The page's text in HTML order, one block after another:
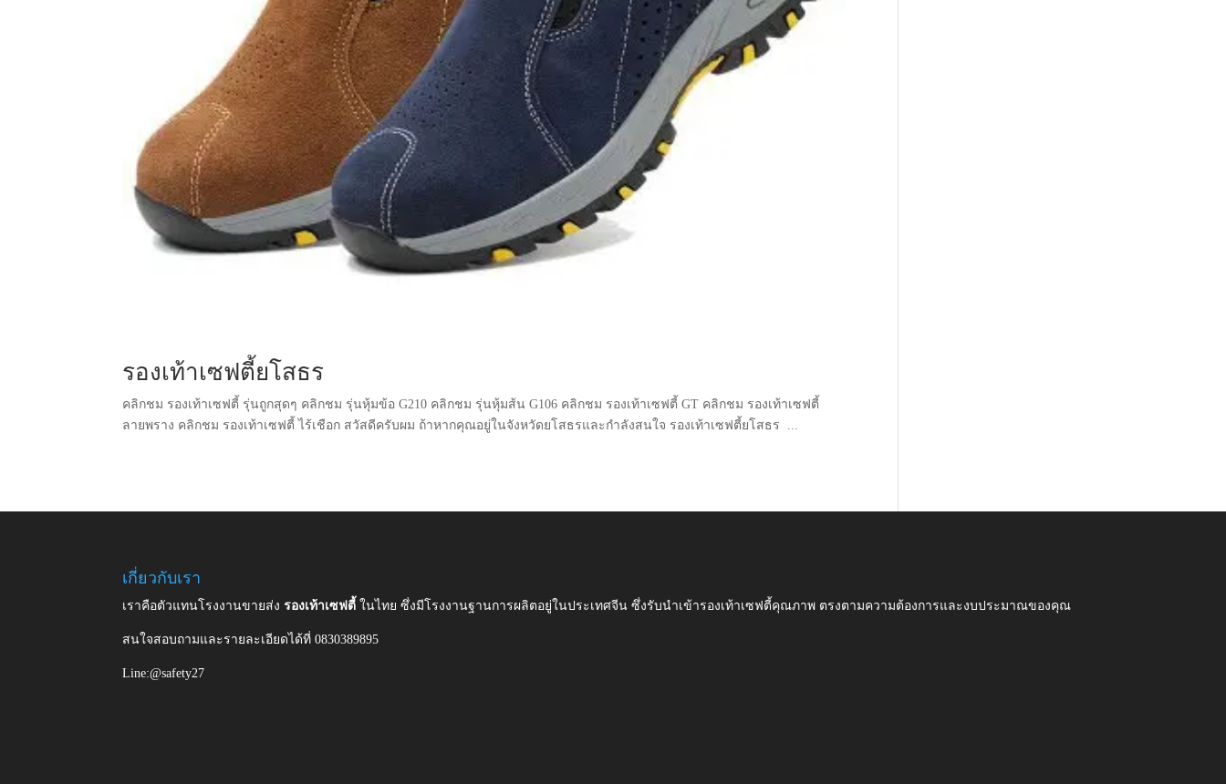
รองเท้าเซฟตี้ยโสธร
คลิกชม รองเท้าเซฟตี้ รุ่นถูกสุดๆ คลิกชม รุ่นหุ้มข้อ G210 คลิกชม รุ่นหุ้มส้น G106 คลิกชม รองเท้าเซฟตี้ GT คลิกชม รองเท้าเซฟตี้
ลายพราง คลิกชม รองเท้าเซฟตี้ ไร้เชือก สวัสดีครับผม ถ้าหากคุณอยู่ในจังหวัดยโสธรและกำลังสนใจ รองเท้าเซฟตี้ยโสธร ...
เกี่ยวกับเรา
เราคือตัวแทนโรงงานขายส่งรองเท้าเซฟตี้ในไทย ซึ่งมีโรงงานฐานการผลิตอยู่ในประเทศจีน ซึ่งรับนำเข้ารองเท้าเซฟตี้คุณภาพ ตรงตามความต้องการและงบประมาณของคุณ
สนใจสอบถามและรายละเอียดได้ที่ 0830389895
Line:@safety27